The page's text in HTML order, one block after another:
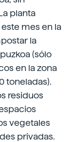
planta
mes en la
la
(sólo
en la zona
toneladas).
residuos
vegetales
privadas.